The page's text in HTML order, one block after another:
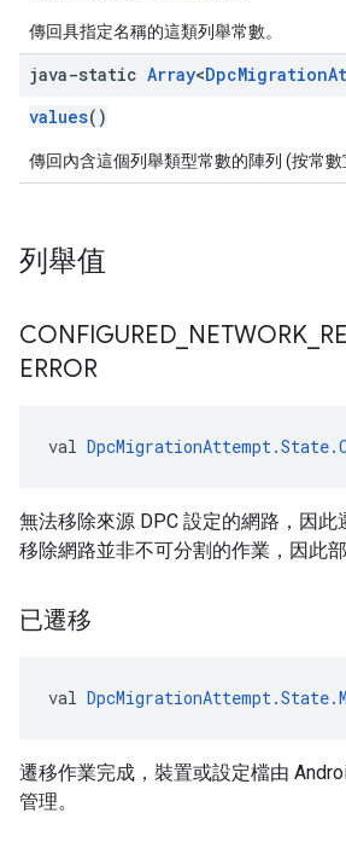
傳回具指定名稱的這類列舉常數。
java-static Array<DpcMigration
values()
傳回內含這個列舉類型常數的陣列 (按常數
列舉值
CONFIGURED NETWORK
ERROR
val
無法移除來源 DPC 設定的網路，因
移除網路並非不可分割的作業，因此
已遷移
val
遷移作業完成，裝置或設定檔由
管理。